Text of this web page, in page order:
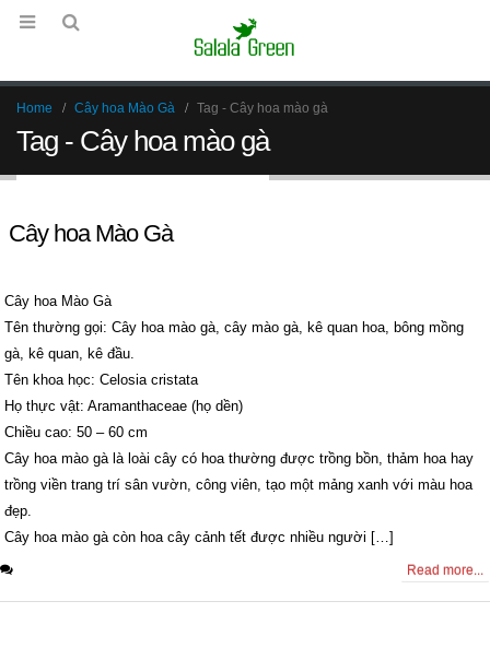
Home Cây hoa Mào Gà Tag - Cây hoa mào gà
Tag - Cây hoa mào gà
Cây hoa Mào Gà
Cây hoa Mào Gà
Tên thường gọi: Cây hoa mào gà, cây mào gà, kê quan hoa, bông mồng
gà, kê quan, kê đầu.
Tên khoa học: Celosia cristata
Họ thực vật: Aramanthaceae (họ dền)
Chiều cao: 50 – 60 cm
Cây hoa mào gà là loài cây có hoa thường được trồng bồn, thảm hoa hay
trồng viền trang trí sân vườn, công viên, tạo một mảng xanh với màu hoa
đẹp.
Cây hoa mào gà còn hoa cây cảnh tết được nhiều người […]
Read more...